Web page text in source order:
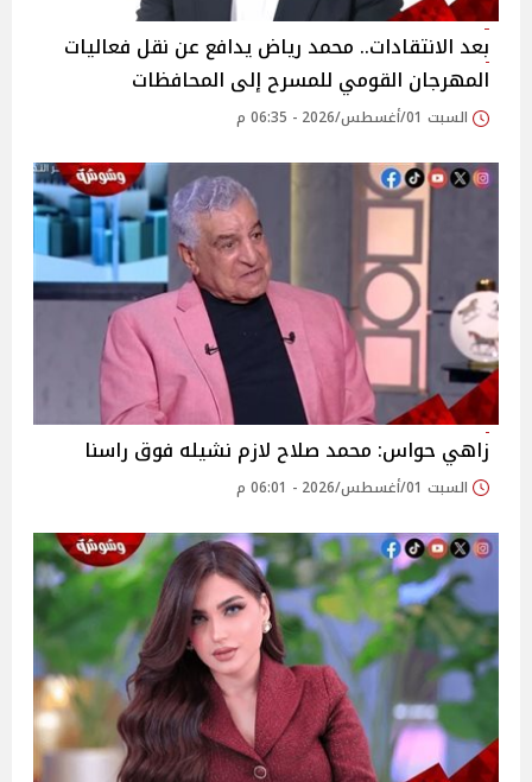
بعد الانتقادات.. محمد رياض يدافع عن نقل فعاليات
المهرجان القومي للمسرح إلى المحافظات
السبت 01/أغسطس/2026 - 06:35 م
زاهي حواس: محمد صلاح لازم نشيله فوق راسنا
السبت 01/أغسطس/2026 - 06:01 م